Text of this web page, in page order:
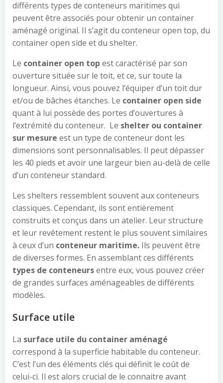
différents types de conteneurs maritimes qui
peuvent être associés pour obtenir un container
aménagé original. Il s’agit du conteneur open top, du
container open side et du shelter.
Le container open top est caractérisé par son
ouverture située sur le toit, et ce, sur toute la
longueur. Ainsi, vous pouvez l’équiper d’un toit dur
et/ou de bâches étanches. Le container open side
quant à lui possède des portes d’ouvertures à
l’extrémité du conteneur. Le shelter ou container
sur mesure est un type de conteneur dont les
dimensions sont personnalisables. Il peut dépasser
les 40 pieds et avoir une largeur bien au-delà de celle
d’un conteneur standard.
Les shelters ressemblent souvent aux conteneurs
classiques. Cependant, ils sont entièrement
construits et conçus dans un atelier. Leur structure
et leur revêtement restent le plus souvent similaires
à ceux d’un conteneur maritime. Ils peuvent être
de diverses formes. En assemblant ces différents
types de conteneursentre eux, vous pouvez créer
de grandes surfaces aménageables de différents
modèles.
Surface utile
La surface utile du container aménagé
correspond à la superficie habitable du conteneur.
C’est l’un des éléments clés qui définit le coût de
celui-ci. Il est alors crucial de le connaitre avant